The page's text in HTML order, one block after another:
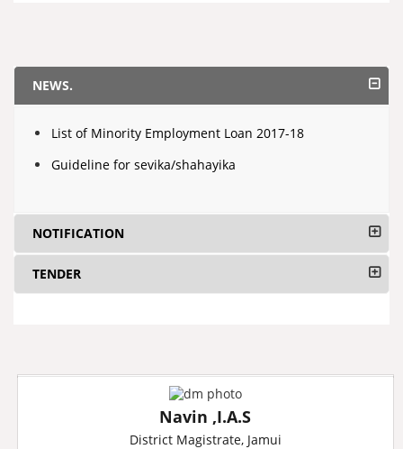
NEWS.
List of Minority Employment Loan 2017-18
Guideline for sevika/shahayika
NOTIFICATION
TENDER
Navin ,I.A.S
District Magistrate, Jamui